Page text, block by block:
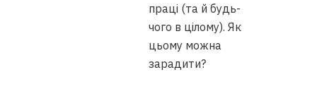
праці (та й будь-
чого в цілому). Як
цьому можна
зарадити?